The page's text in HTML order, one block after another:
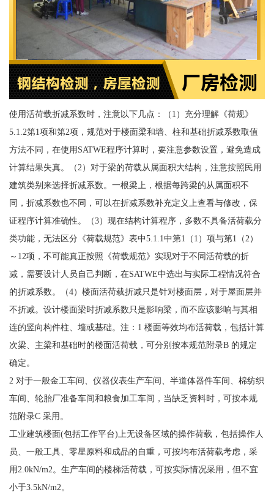
使用活荷载折减系数时，注意以下几点：（1）充分理解《荷规》
5.1.2第1项和第2项，规范对于楼面梁和墙、柱和基础折减系数取值
方法不同，在使用SATWE程序计算时，要注意参数设置，避免造成
计算结果失真。（2）对于梁的荷载从属面积大结构，注意按照民用
建筑类别来选择折减系数。一根梁上，根据每跨梁的从属面积不
同，折减系数也不同，可以在折减系数补充定义上查看与修改，保
证程序计算准确性。（3）现在结构计算程序，多数不具备活荷载分
类功能，无法区分《荷载规范》表中5.1.1中第1（1）项与第1（2）
～12项，不可能真正按照《荷载规范》实现对于不同活荷载的折
减，需要设计人员自己判断，在SATWE中选出与实际工程情况符合
的折减系数。（4）楼面活荷载折减只是针对楼面层，对于屋面层并
不折减。设计楼面梁时折减系数只是影响梁，而不应该影响与其相
连的竖向构件柱、墙或基础。注：1 楼面等效均布活荷载，包括计算
次梁、主梁和基础时的楼面活荷载，可分别按本规范附录B 的规定
确定。
2 对于一般金工车间、仪器仪表生产车间、半道体器件车间、棉纺织
车间、轮胎厂准备车间和粮食加工车间，当缺乏资料时，可按本规
范附录C 采用。
工业建筑楼面(包括工作平台)上无设备区域的操作荷载，包括操作人
员、一般工具、零星原料和成品的自重，可按均布活荷载考虑，采
用2.0kN/m2。生产车间的楼梯活荷载，可按实际情况采用，但不宜
小于3.5kN/m2。